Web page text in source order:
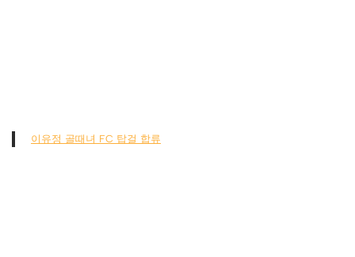
이유정 골때녀 FC 탑걸 합류